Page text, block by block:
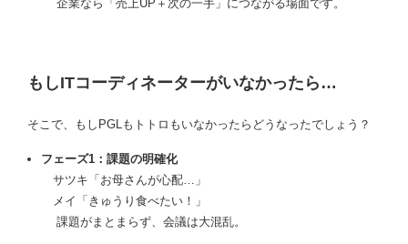
企業なら「売上UP＋次の一手」につながる場面です。
もしITコーディネーターがいなかったら…
そこで、もしPGLもトトロもいなかったらどうなったでしょう？
フェーズ1：課題の明確化
サツキ「お母さんが心配…」
メイ「きゅうり食べたい！」
課題がまとまらず、会議は大混乱。